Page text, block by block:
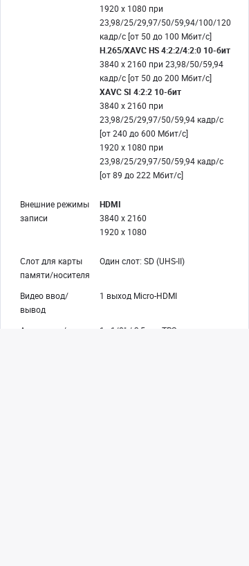
1920 x 1080 при
23,98/25/29,97/50/59,94/100/120
кадр/с [от 50 до 100 Мбит/с]
H.265/XAVC HS 4:2:2/4:2:0 10-бит
3840 x 2160 при 23,98/50/59,94
кадр/с [от 50 до 200 Мбит/с]
XAVC SI 4:2:2 10-бит
3840 x 2160 при
23,98/25/29,97/50/59,94 кадр/с
[от 240 до 600 Мбит/с]
1920 x 1080 при
23,98/25/29,97/50/59,94 кадр/с
[от 89 до 222 Мбит/с]
Внешние режимы
записи
HDMI
3840 x 2160
1920 x 1080
Слот для карты
памяти/носителя
Один слот: SD (UHS-II)
Видео ввод/
вывод
1 выход Micro-HDMI
Аудиовход/выход
1x 1/8" / 3,5 мм TRS стереовход